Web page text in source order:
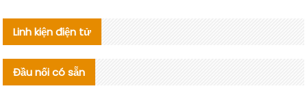
Linh kiện điện tử
Đầu nối có sẵn